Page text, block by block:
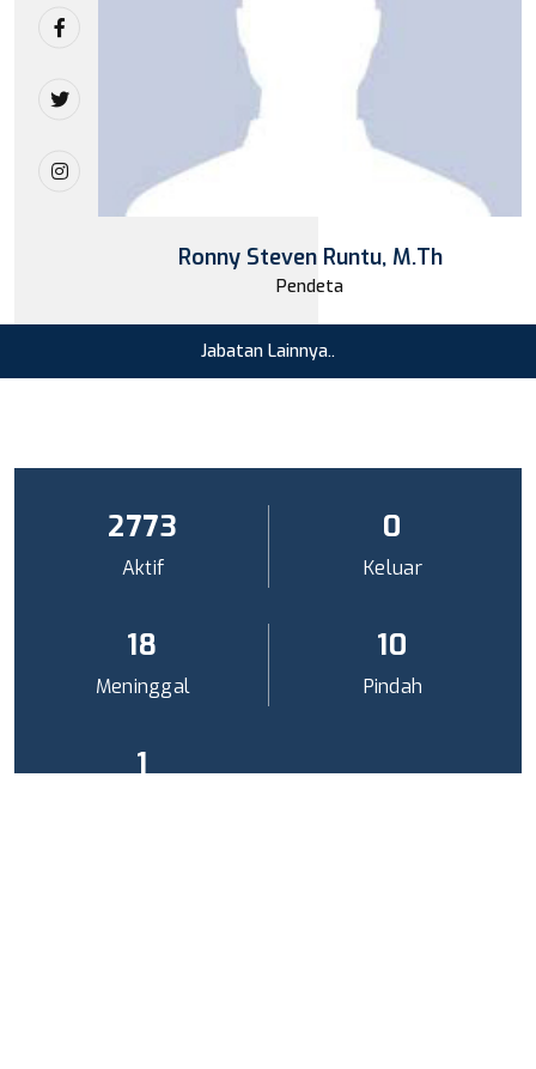
Ronny Steven Runtu, M.Th
Pendeta
Jabatan Lainnya..
2876
Aktif
1
Keluar
19
Meninggal
11
Pindah
2